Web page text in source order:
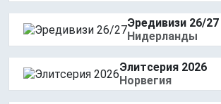
Эредивизи 26/27
Нидерланды
Элитсерия 2026
Норвегия